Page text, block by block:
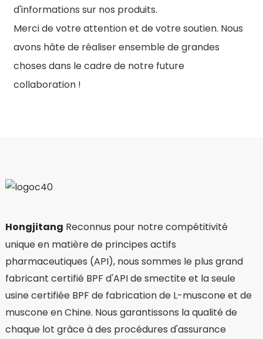
d'informations sur nos produits.
Merci de votre attention et de votre soutien. Nous
avons hâte de réaliser ensemble de grandes
choses dans le cadre de notre future
collaboration !
Hongjitang Reconnus pour notre compétitivité
unique en matière de principes actifs
pharmaceutiques (API), nous sommes le plus grand
fabricant certifié BPF d'API de smectite et la seule
usine certifiée BPF de fabrication de L-muscone et de
muscone en Chine. Nous garantissons la qualité de
chaque lot grâce à des procédures d'assurance